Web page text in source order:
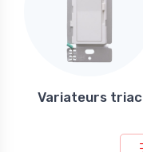
Variateurs triac